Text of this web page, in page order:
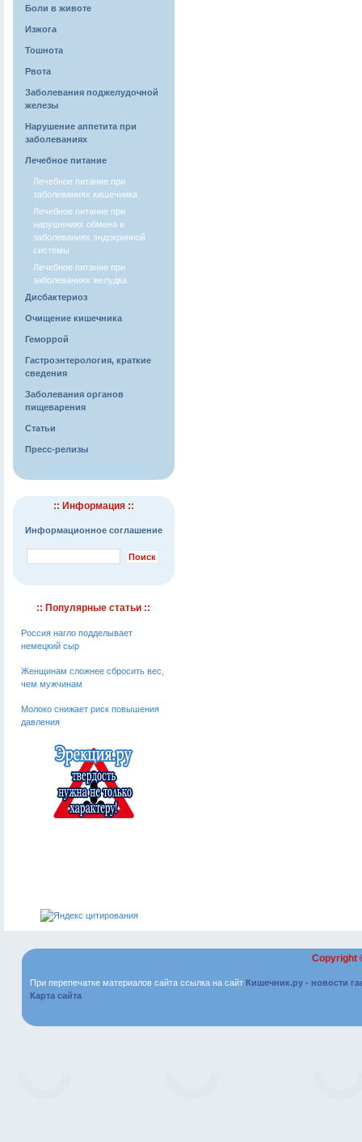
Боли в животе
Изжога
Тошнота
Рвота
Заболевания поджелудочной
железы
Нарушение аппетита при
заболеваниях
Лечебное питание
Лечебное питание при
заболеваниях кишечника
Лечебное питание при
нарушениях обмена и
заболеваниях эндокринной
системы
Лечебное питание при
заболеваниях желудка
Дисбактериоз
Очищение кишечника
Геморрой
Гастроэнтерология, краткие
сведения
Заболевания органов
пищеварения
Статьи
Пресс-релизы
:: Информация ::
Информационное соглашение
:: Популярные статьи ::
Россия нагло подделывает
немецкий сыр
Женщинам сложнее сбросить вес,
чем мужчинам
Молоко снижает риск повышения
давления
Copyright
При перепечатке материалов сайта ссылка на сайт Кишечник.ру - новости
Карта сайта